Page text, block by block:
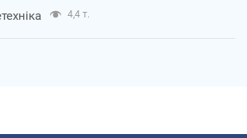
4,4 т.